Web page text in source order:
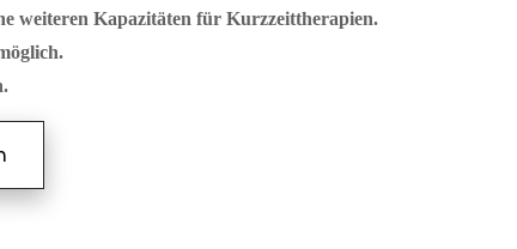
weiteren Kapazitäten für Kurzzeittherapien.